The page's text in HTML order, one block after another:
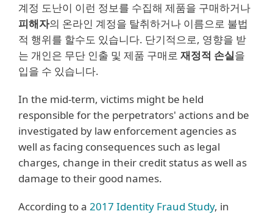
계정 도난이 이런 정보를 수집해 제품을 구매하거나
피해자의 온라인 계정을 탈취하거나 이름으로 불법
적 행위를 할수도 있습니다. 단기적으로, 영향을 받
는 개인은 무단 인출 및 제품 구매로 재정적 손실을
입을 수 있습니다.
In the mid-term, victims might be held
responsible for the perpetrators' actions and be
investigated by law enforcement agencies as
well as facing consequences such as legal
charges, change in their credit status as well as
damage to their good names.
According to a 2017 Identity Fraud Study, in